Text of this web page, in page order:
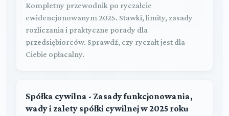
Kompletny przewodnik po ryczałcie
ewidencjonowanym 2025. Stawki, limity, zasady
rozliczania i praktyczne porady dla
przedsiębiorców. Sprawdź, czy ryczałt jest dla
Ciebie opłacalny.
Spółka cywilna - Zasady funkcjonowania,
wady i zalety spółki cywilnej w 2025 roku